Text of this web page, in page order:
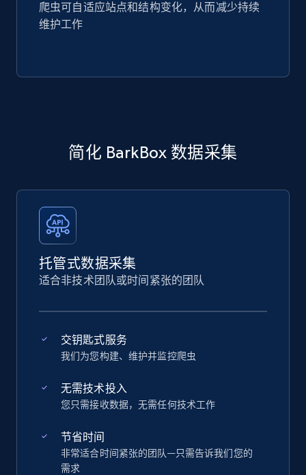
爬虫可自适应站点和结构变化，从而减少持续
维护工作
简化 BarkBox 数据采集
托管式数据采集
适合非技术团队或时间紧张的团队
交钥匙式服务
我们为您构建、维护并监控爬虫
无需技术投入
您只需接收数据，无需任何技术工作
节省时间
非常适合时间紧张的团队—只需告诉我们您的
需求